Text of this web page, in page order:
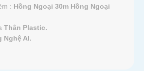
: Hồng Ngoại 30m Hồng Ngoại
Thân Plastic.
Nghệ AI.